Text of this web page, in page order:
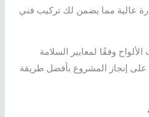
عالية مما يضمن لك تركيب فني
وفقًا لمعايير السلامة
على إنجاز المشروع بأفضل طريقة